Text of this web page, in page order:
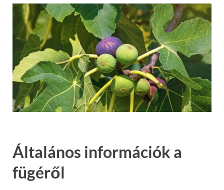
Általános információk a
fügéről